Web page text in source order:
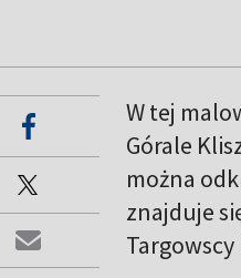
W tej
Górale
można
znajduje